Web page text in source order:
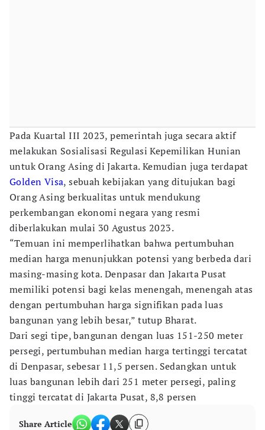
Pada Kuartal III 2023, pemerintah juga secara aktif
melakukan Sosialisasi Regulasi Kepemilikan Hunian
untuk Orang Asing di Jakarta. Kemudian juga terdapat
Golden Visa, sebuah kebijakan yang ditujukan bagi
Orang Asing berkualitas untuk mendukung
perkembangan ekonomi negara yang resmi
diberlakukan mulai 30 Agustus 2023.
“Temuan ini memperlihatkan bahwa pertumbuhan
median harga menunjukkan potensi yang berbeda dari
masing-masing kota. Denpasar dan Jakarta Pusat
memiliki potensi bagi kelas menengah, menengah atas
dengan pertumbuhan harga signifikan pada luas
bangunan yang lebih besar,” tutup Bharat.
Dari segi tipe, bangunan dengan luas 151-250 meter
persegi, pertumbuhan median harga tertinggi tercatat
di Denpasar, sebesar 11,5 persen. Sedangkan untuk
luas bangunan lebih dari 251 meter persegi, paling
tinggi tercatat di Jakarta Pusat, 8,8 persen
Share Article